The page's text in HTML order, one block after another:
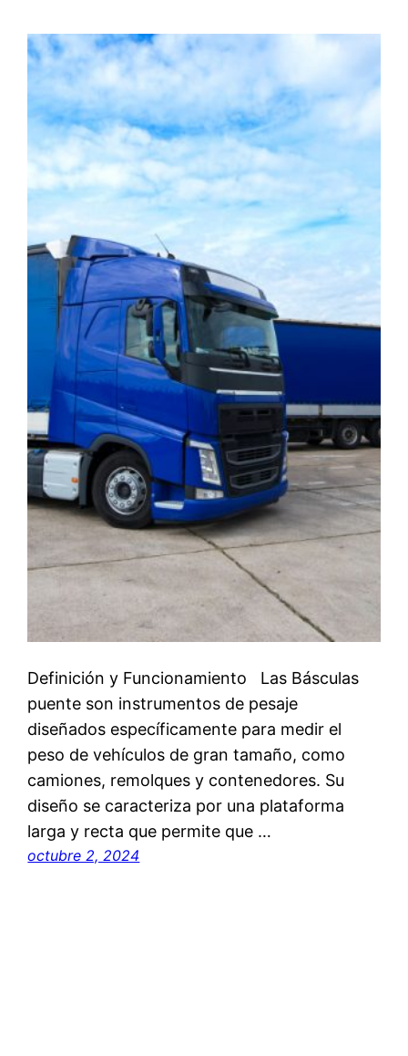
Definición y Funcionamiento Las Básculas
puente son instrumentos de pesaje
diseñados específicamente para medir el
peso de vehículos de gran tamaño, como
camiones, remolques y contenedores. Su
diseño se caracteriza por una plataforma
larga y recta que permite que …
octubre 2, 2024